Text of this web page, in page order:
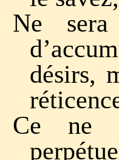
Ne
désirs,
Ce ne